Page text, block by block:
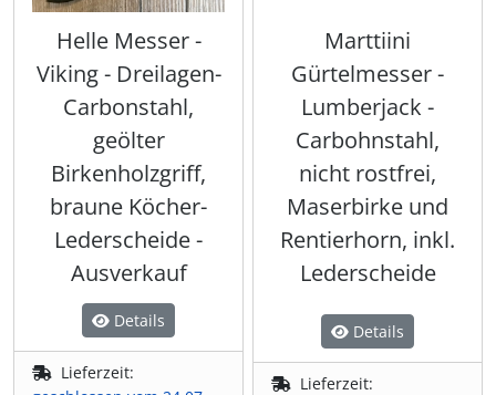
Helle Messer -
Viking - Dreilagen-
Carbonstahl,
geölter
Birkenholzgriff,
braune Köcher-
Lederscheide -
Ausverkauf
Details
Lieferzeit:
Marttiini
Gürtelmesser -
Lumberjack -
Carbohnstahl,
nicht rostfrei,
Maserbirke und
Rentierhorn, inkl.
Lederscheide
Details
Lieferzeit: